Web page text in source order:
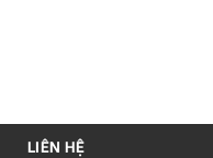
LIÊN HỆ